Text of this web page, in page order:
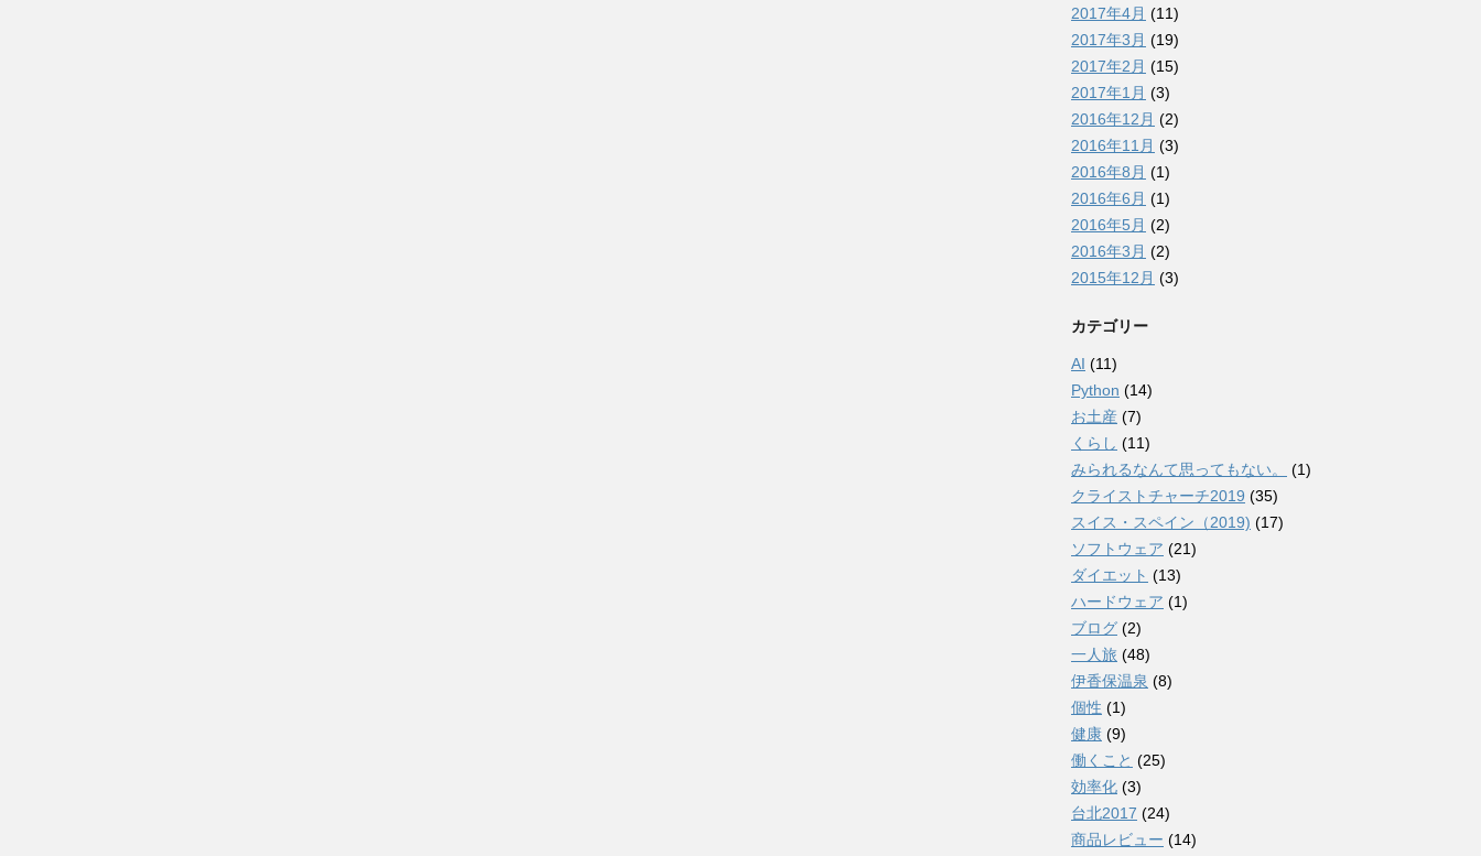
2017年4月 (11)
2017年3月 (19)
2017年2月 (15)
2017年1月 (3)
2016年12月 (2)
2016年11月 (3)
2016年8月 (1)
2016年6月 (1)
2016年5月 (2)
2016年3月 (2)
2015年12月 (3)
カテゴリー
AI (11)
Python (14)
お土産 (7)
くらし (11)
みられるなんて思ってもない。
(1)
クライストチャーチ2019 (35)
スイス・スペイン（2019) (17)
ソフトウェア (21)
ダイエット (13)
ハードウェア (1)
ブログ (2)
一人旅 (48)
伊香保温泉 (8)
個性 (1)
健康 (9)
働くこと (25)
効率化 (3)
台北2017 (24)
商品レビュー (14)